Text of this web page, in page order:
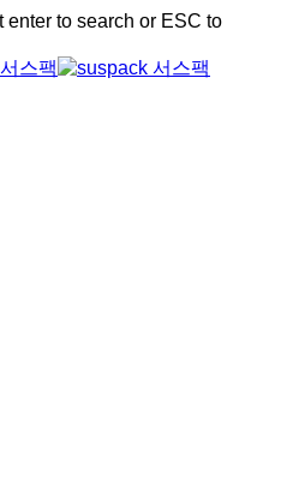
enter to search or ESC to